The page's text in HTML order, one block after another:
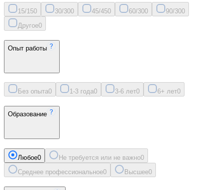
15/150 30/300 45/450 60/300 90/300
Другое0
Опыт работы
Без опыта0 1-3 года0 3-6 лет0 6+ лет0
Образование
Любое0 Не требуется или не важно0
Среднее профессиональное0 Высшее0